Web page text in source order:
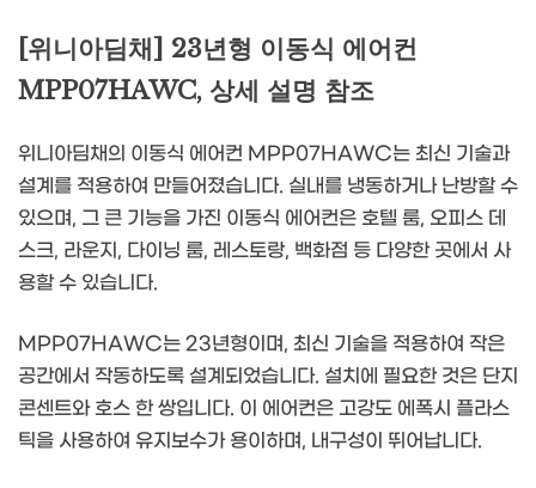
[위니아딤채] 23년형 이동식 에어컨
MPP07HAWC, 상세 설명 참조
위니아딤채의 이동식 에어컨 MPP07HAWC는 최신 기술과
설계를 적용하여 만들어졌습니다. 실내를 냉동하거나 난방할 수
있으며, 그 큰 기능을 가진 이동식 에어컨은 호텔 룸, 오피스 데
스크, 라운지, 다이닝 룸, 레스토랑, 백화점 등 다양한 곳에서 사
용할 수 있습니다.
MPP07HAWC는 23년형이며, 최신 기술을 적용하여 작은
공간에서 작동하도록 설계되었습니다. 설치에 필요한 것은 단지
콘센트와 호스 한 쌍입니다. 이 에어컨은 고강도 에폭시 플라스
틱을 사용하여 유지보수가 용이하며, 내구성이 뛰어납니다.